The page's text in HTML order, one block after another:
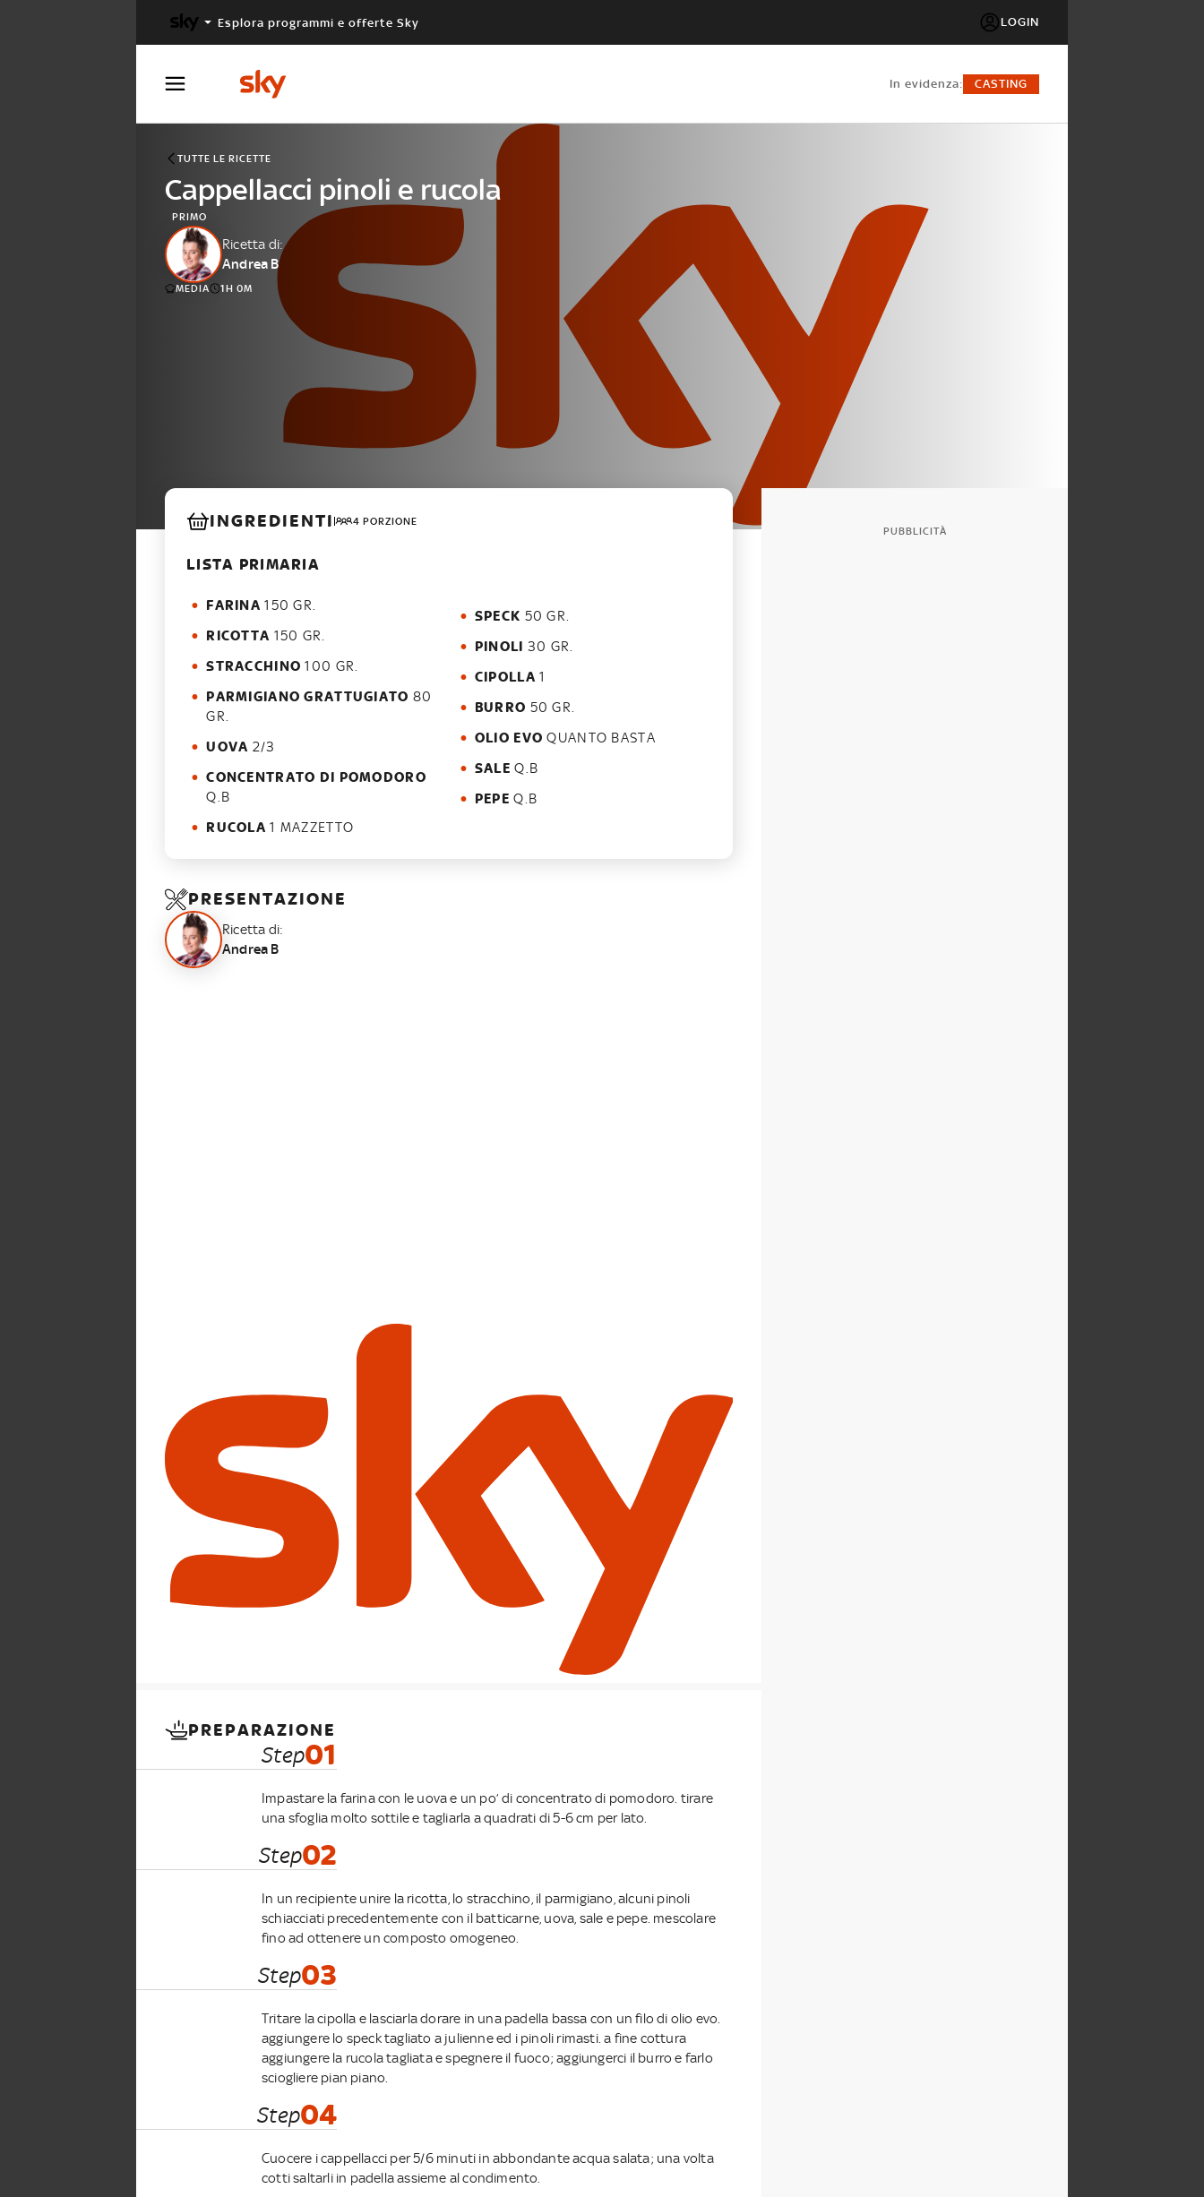
Esplora programmi e offerte Sky LOGIN
in evidenza: CASTING
TUTTE LE RICETTE
Cappellacci pinoli e rucola
PRIMO
Ricetta di:
Andrea B
MEDIA 1H 0M
INGREDIENTI 4 PORZIONE
LISTA PRIMARIA
FARINA 150 GR.
RICOTTA 150 GR.
STRACCHINO 100 GR.
PARMIGIANO GRATTUGIATO 80
GR.
UOVA 2/3
CONCENTRATO DI POMODORO
Q.B
RUCOLA 1 MAZZETTO
SPECK 50 GR.
PINOLI 30 GR.
CIPOLLA 1
BURRO 50 GR.
OLIO EVO QUANTO BASTA
SALE Q.B
PEPE Q.B
PRESENTAZIONE
Ricetta di:
Andrea B
PREPARAZIONE
Step01
Impastare la farina con le uova e un po’ di concentrato di pomodoro. tirare
una sfoglia molto sottile e tagliarla a quadrati di 5-6 cm per lato.
Step02
In un recipiente unire la ricotta, lo stracchino, il parmigiano, alcuni pinoli
schiacciati precedentemente con il batticarne, uova, sale e pepe. mescolare
fino ad ottenere un composto omogeneo.
Step03
Tritare la cipolla e lasciarla dorare in una padella bassa con un filo di olio evo.
aggiungere lo speck tagliato a julienne ed i pinoli rimasti. a fine cottura
aggiungere la rucola tagliata e spegnere il fuoco; aggiungerci il burro e farlo
sciogliere pian piano.
Step04
Cuocere i cappellacci per 5/6 minuti in abbondante acqua salata; una volta
cotti saltarli in padella assieme al condimento.
PUBBLICITÀ